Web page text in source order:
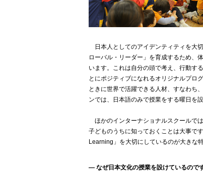
日本人としてのアイデンティティを大
ローバル・リーダー」を育成するため、
います。これは自分の頭で考え、行動す
とにポジティブになれるオリジナルプロ
ときに世界で活躍できる人材、すなわち
ンでは、日本語のみで授業をする曜日を設
ほかのインターナショナルスクールで
子どものうちに知っておくことは大事で
Learning」を大切にしているのが大きな特
― なぜ日本文化の授業を設けているのです